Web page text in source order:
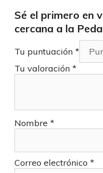
Sé el primero en
cercana a la
Tu puntuación *
Tu valoración *
Nombre *
Correo electrónico *